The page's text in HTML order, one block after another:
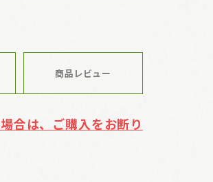
商品レビュー
合は、ご購入をお断り